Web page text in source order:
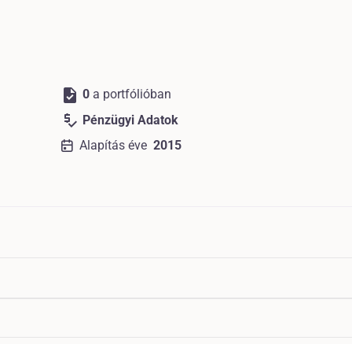
task 0 a portfólióban
price_check Pénzügyi Adatok
Alapítás éve 2015